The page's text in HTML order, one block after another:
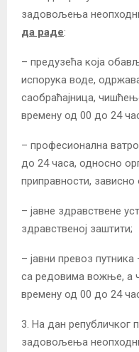
задовољења
да раде:
– предузећа која
испорука воде,
саобраћајница,
времену од 00 до 24
– професионална
до 24 часа, односно
приправности, зависно
– јавне здравствене
здравственој заштити;
– јавни превоз
са редовима вожње, а
времену од 00 до 24
3. На дан републичког
задовољења